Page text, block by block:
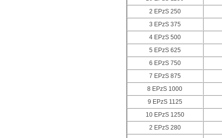
2 EPzS 250
3 EPzS 375
4 EPzS 500
5 EPzS 625
6 EPzS 750
7 EPzS 875
8 EPzS 1000
9 EPzS 1125
10 EPzS 1250
2 EPzS 280